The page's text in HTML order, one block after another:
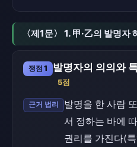
〈제1문〉 1. 甲·乙의 발명자
쟁점 1 발명자의 의의와
5점
근거 법리
발명을 한 사람
서 정하는 바에
권리를 가진다(